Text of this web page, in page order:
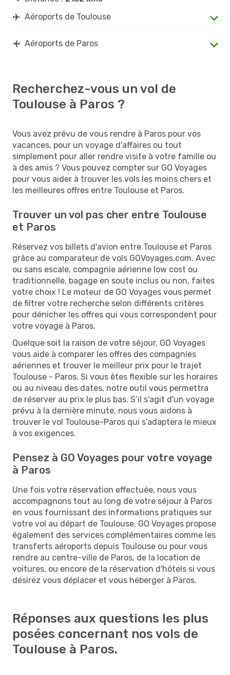
Aéroports de Toulouse
Aéroports de Paros
Recherchez-vous un vol de
Toulouse à Paros ?
Vous avez prévu de vous rendre à Paros pour vos
vacances, pour un voyage d'affaires ou tout
simplement pour aller rendre visite à votre famille ou
à des amis ? Vous pouvez compter sur GO Voyages
pour vous aider à trouver les vols les moins chers et
les meilleures offres entre Toulouse et Paros.
Trouver un vol pas cher entre Toulouse
et Paros
Réservez vos billets d'avion entre Toulouse et Paros
grâce au comparateur de vols GOVoyages.com. Avec
ou sans escale, compagnie aérienne low cost ou
traditionnelle, bagage en soute inclus ou non, faites
votre choix ! Le moteur de GO Voyages vous permet
de filtrer votre recherche selon différents critères
pour dénicher les offres qui vous correspondent pour
votre voyage à Paros.
Quelque soit la raison de votre séjour, GO Voyages
vous aide à comparer les offres des compagnies
aériennes et trouver le meilleur prix pour le trajet
Toulouse - Paros. Si vous êtes flexible sur les horaires
ou au niveau des dates, notre outil vous permettra
de réserver au prix le plus bas. S’il s'agit d'un voyage
prévu à la dernière minute, nous vous aidons à
trouver le vol Toulouse-Paros qui s’adaptera le mieux
à vos exigences.
Pensez à GO Voyages pour votre voyage
à Paros
Une fois votre réservation effectuée, nous vous
accompagnons tout au long de votre séjour à Paros
en vous fournissant des informations pratiques sur
votre vol au départ de Toulouse. GO Voyages propose
également des services complémentaires comme les
transferts aéroports depuis Toulouse ou pour vous
rendre au centre-ville de Paros, de la location de
voitures, ou encore de la réservation d'hôtels si vous
désirez vous déplacer et vous héberger à Paros.
Réponses aux questions les plus
posées concernant nos vols de
Toulouse à Paros.